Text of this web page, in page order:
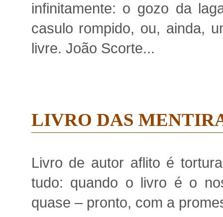
infinitamente: o gozo da
casulo rompido, ou, ainda,
livre. João Scorte...
LIVRO DAS
Livro de autor aflito é
tudo: quando o livro é o
quase – pronto, com a